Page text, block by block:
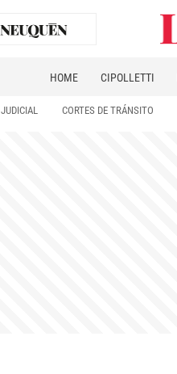
HOME CIPOLLETTI
CORTES DE TRÁNSITO